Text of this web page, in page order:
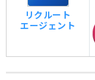
リクルート
エージェント